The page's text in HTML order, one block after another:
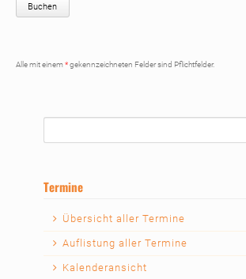
Buchen
Alle mit einem *gekennzeichneten Felder sind Pflichtfelder.
Termine
Navigation
überspringen
Übersicht aller Termine
Auflistung aller Termine
Kalenderansicht